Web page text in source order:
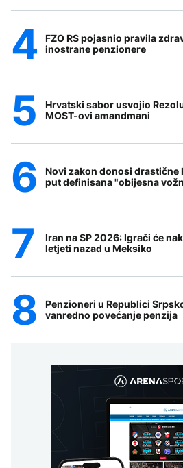
FZO RS pojasnio pravila
inostrane penzionere
Hrvatski sabor usvojio
MOST-ovi amandmani
Novi zakon donosi drastične
put definisana "obijesna
Iran na SP 2026: Igrači će
letjeti nazad u Meksiko
Penzioneri u Republici
vanredno povećanje penzija